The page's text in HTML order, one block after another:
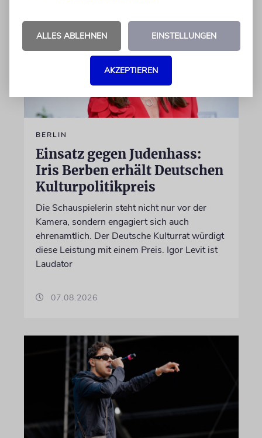
BERLIN
Einsatz gegen Judenhass:
Iris Berben erhält Deutschen
Kulturpolitikpreis
Die Schauspielerin steht nicht nur vor der
Kamera, sondern engagiert sich auch
ehrenamtlich. Der Deutsche Kulturrat würdigt
diese Leistung mit einem Preis. Igor Levit ist
Laudator
07.08.2026
ALLES ABLEHNEN EINSTELLUNGEN
AKZEPTIEREN